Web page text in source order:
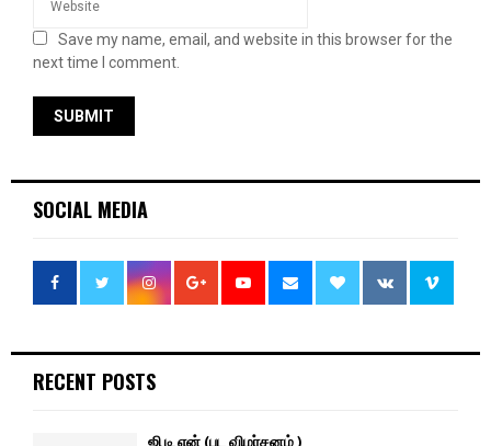
Save my name, email, and website in this browser for the
next time I comment.
SOCIAL MEDIA
RECENT POSTS